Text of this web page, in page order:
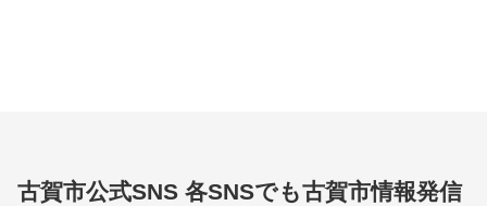
古賀市公式SNS 各SNSでも古賀市情報発信